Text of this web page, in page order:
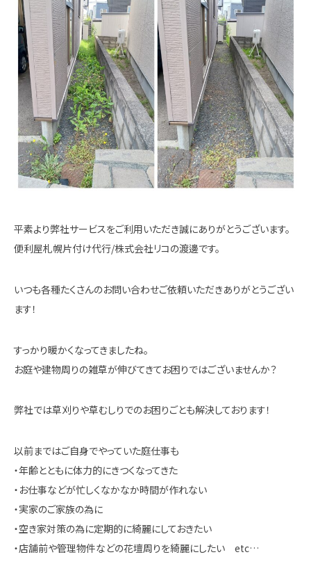
平素より弊社サービスをご利用いただき誠にありがとうございます。
便利屋札幌片付け代行/株式会社リコの渡邊です。
いつも各種たくさんのお問い合わせご依頼いただきありがとうござい
ます！
すっかり暖かくなってきましたね。
お庭や建物周りの雑草が伸びてきてお困りではございませんか？
弊社では草刈りや草むしりでのお困りごとも解決しております！
以前まではご自身でやっていた庭仕事も
・年齢とともに体力的にきつくなってきた
・お仕事などが忙しくなかなか時間が作れない
・実家のご家族の為に
・空き家対策の為に定期的に綺麗にしておきたい
・店舗前や管理物件などの花壇周りを綺麗にしたい etc…